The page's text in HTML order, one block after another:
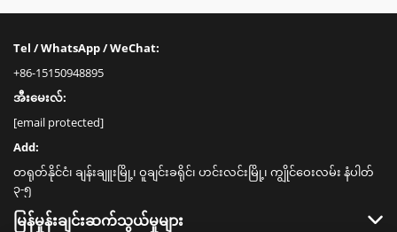
Tel / WhatsApp / WeChat:
+86-15150948895
အီးမေးလ်:
[email protected]
Add:
တရုတ်နိုင်ငံ၊ ချန်းချူးမြို့၊ ဝူချင်းခရိုင်၊ ဟင်းလင်းမြို့၊ ကျွိုင်ဝေးလမ်း နံပါတ်
၃-၅
မြန်မှုန်းချင်းဆက်သွယ်မှုများ